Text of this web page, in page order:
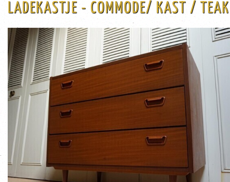
LADEKASTJE - COMMODE/ KAST / TEAK